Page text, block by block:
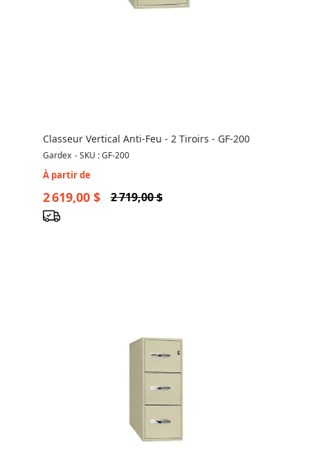
Classeur Vertical Anti-Feu - 2 Tiroirs - GF-200
Gardex -SKU : GF-200
À partir de
2 619,00 $ 2 719,00 $